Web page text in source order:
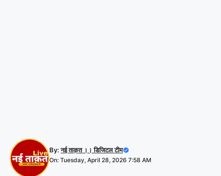
By:नई ताक़त ।। डिजिटल टीम
On: Tuesday, April 28, 2026 7:58 AM